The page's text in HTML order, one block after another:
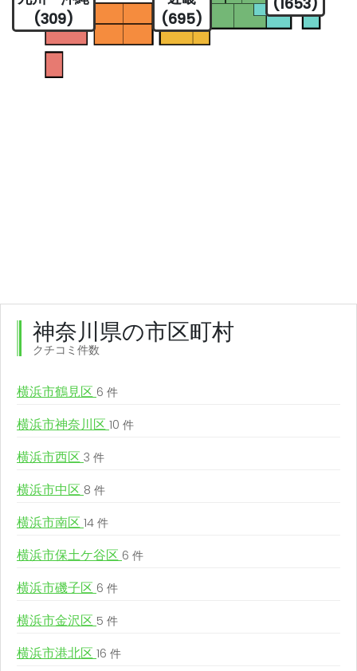
(695)
(309)
神奈川県の市区町村
クチコミ件数
横浜市鶴見区 6 件
横浜市神奈川区 10 件
横浜市西区 3 件
横浜市中区 8 件
横浜市南区 14 件
横浜市保土ケ谷区 6 件
横浜市磯子区 6 件
横浜市金沢区 5 件
横浜市港北区 16 件